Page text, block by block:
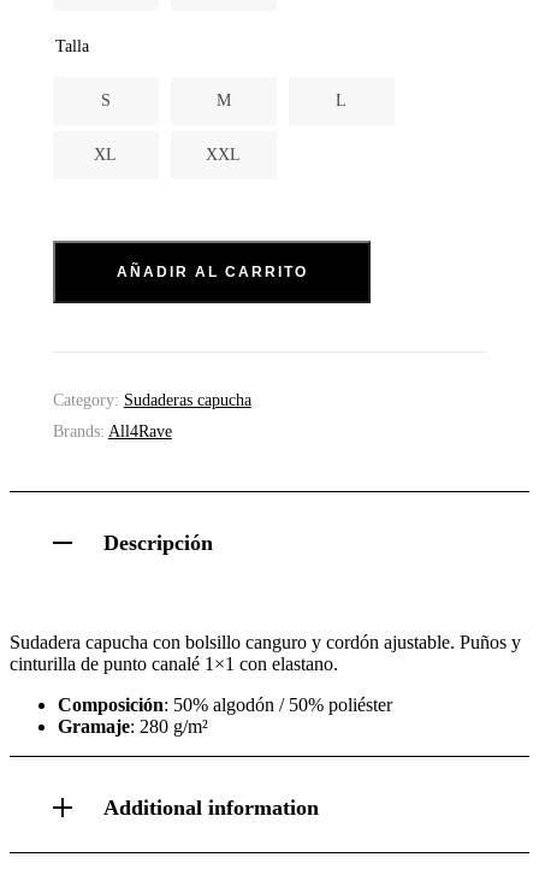
Talla
S M L
XL XXL
AÑADIR AL CARRITO
Category: Sudaderas capucha
Brands: All4Rave
Descripción
Sudadera capucha con bolsillo canguro y cordón ajustable. Puños y
cinturilla de punto canalé 1×1 con elastano.
Composición: 50% algodón / 50% poliéster
Gramaje: 280 g/m²
Additional information